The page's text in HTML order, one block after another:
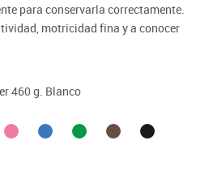
para conservarla correctamente.
motricidad fina y a conocer
460 g. Blanco